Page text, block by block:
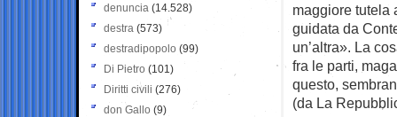
maggiore tutela
guidata da
un’altra». La
fra le parti,
questo,
(da La
denuncia (14.528)
destra (573)
destradipopolo (99)
Di Pietro (101)
Diritti civili (276)
don Gallo (9)